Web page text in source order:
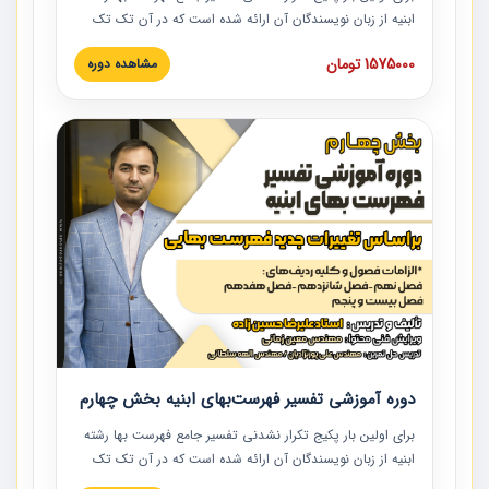
ابنیه از زبان نویسندگان آن ارائه شده است که در آن تک تک
ردیف ها و مطالب فهرست بها تفسیر و ارائه شده است. این
دوره به صورت کامل تصویری بوده و به همراه تصاویر عملیات
دوره با کلام مهندس علیرضاحسین‌زاده مدیر پروژه مهندسی
مشاور در امر بازنگری فهرست بها رشته ابنیه ارائه شده و به تمام
همکارانی که در حوزه صنعت ساخت در حال فعالیت هستند حتما
توصیه می کنیم از مطالب این دوره استفاده نمایند.
1575000 تومان مشاهده دوره
دوره آموزشی تفسیر فهرست‌بهای ابنیه بخش چهارم
برای اولین بار پکیج تکرار نشدنی تفسیر جامع فهرست بها رشته
ابنیه از زبان نویسندگان آن ارائه شده است که در آن تک تک
ردیف ها و مطالب فهرست بها تفسیر و ارائه شده است. این